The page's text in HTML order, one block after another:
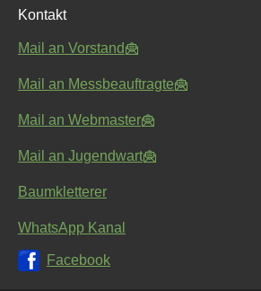
Kontakt
Mail an Vorstand
Mail an Messbeauftragte
Mail an Webmaster
Mail an Jugendwart
Baumkletterer
WhatsApp Kanal
Facebook